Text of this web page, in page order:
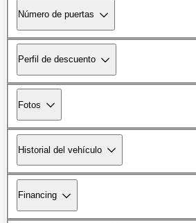
Número de puertas
Perfil de descuento
Fotos
Historial del vehículo
Financing